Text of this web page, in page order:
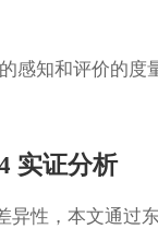
感知和评价的度
实证分析
异性，本文通过